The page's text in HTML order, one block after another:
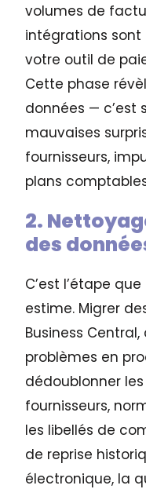
volumes de
intégrations sont
votre outil de
Cette phase
données — c’est
mauvaises
fournisseurs,
plans
2.
des
C’est l’étape
estime. Migrer
Business
problèmes en
dédoublonner
fournisseurs,
les libellés de
de reprise
électronique, la